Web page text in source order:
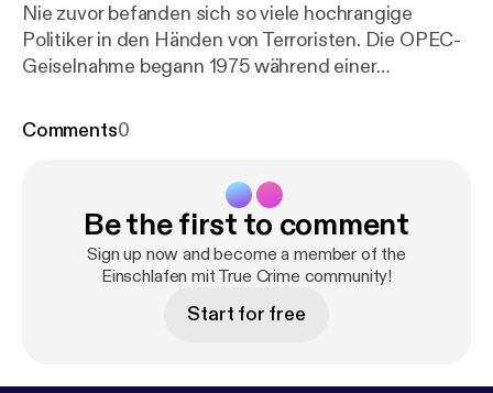
Nie zuvor befanden sich so viele hochrangige
Politiker in den Händen von Terroristen. Die OPEC-
Geiselnahme begann 1975 während einer
erdölexportierender Länder (OPEC) in Wien. Ein
Podcast ist unter der Lizenz CC BY-SA 3.0
verfügbar. Der Artikel wurde redaktionell
überarbeitet. Zum Wikipedia-Artikel:https://de.wikip
edia.org/wiki/OPEC-GeiselnahmeProduziert von
https://www.schonlein.media/
Comments0
Be the first to comment
Sign up now and become a member of the
Einschlafen mit True Crime community!
Start for free